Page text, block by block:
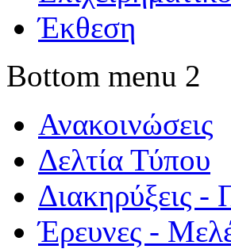
Έκθεση
Bottom menu 2
Ανακοινώσεις
Δελτία Τύπου
Διακηρύξεις -
Έρευνες -